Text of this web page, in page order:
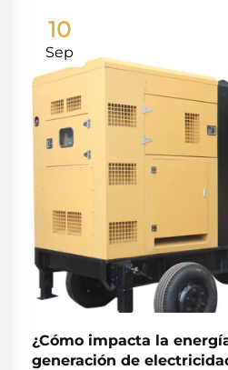
10
Sep
¿Cómo impacta la
generación de